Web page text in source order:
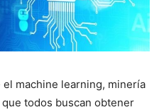
machine learning, minería
todos buscan obtener